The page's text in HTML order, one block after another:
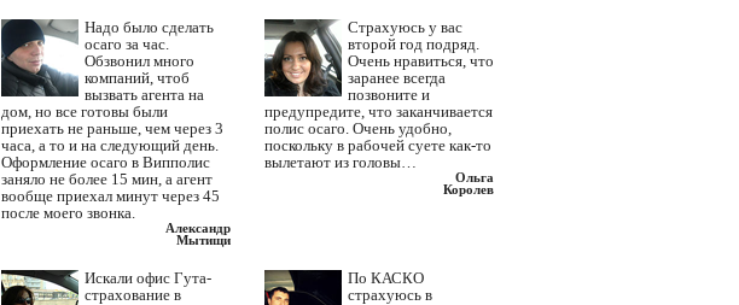
Надо было сделать
осаго за час.
Обзвонил много
компаний, чтоб
вызвать агента на
дом, но все готовы были
приехать не раньше, чем через 3
часа, а то и на следующий день.
Оформление осаго в Випполис
заняло не более 15 мин, а агент
вообще приехал минут через 45
после моего звонка.
Александр
Мытищи
Страхуюсь у вас
второй год подряд.
Очень нравиться, что
заранее всегда
позвоните и
предупредите, что заканчивается
полис осаго. Очень удобно,
поскольку в рабочей суете как-то
вылетают из головы…
Ольга
Королев
Искали офис Гута-
страхование в
По КАСКО
страхуюсь в